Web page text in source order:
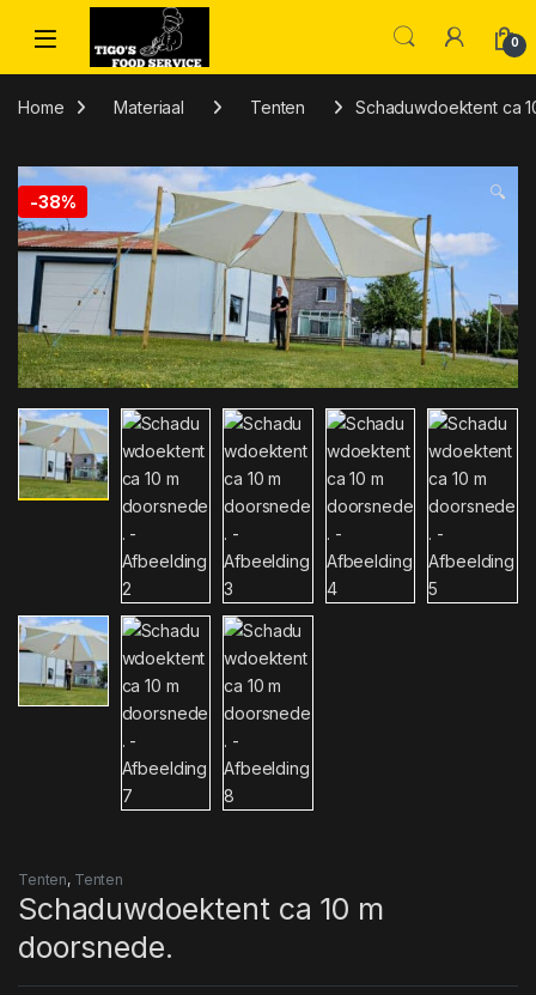
Skip to navigation
Skip to content
0
Home Materiaal Tenten Schaduwdoektent ca
-38% 🔍
Tenten, Tenten
Schaduwdoektent ca 10 m
doorsnede.